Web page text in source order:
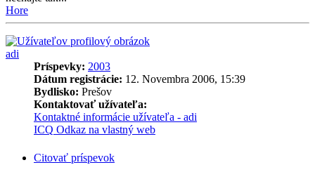
Hore
adi
Príspevky: 2003
Dátum registrácie: 12. Novembra 2006, 15:39
Bydlisko: Prešov
Kontaktovať užívateľa:
Kontaktné informácie užívateľa - adi
ICQ Odkaz na vlastný web
Citovať príspevok